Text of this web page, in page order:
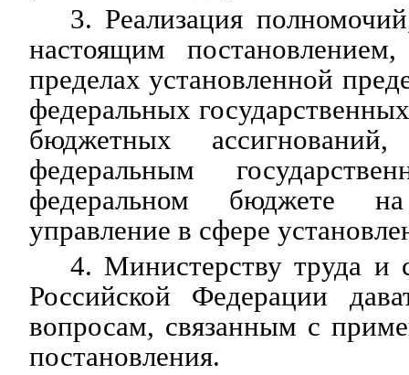
3. Реализация
настоящим
пределах установленной
федеральных
бюджетных ассигнований,
федеральным
федеральном бюджете
управление в сфере
4. Министерству труда и
Российской Федерации
вопросам, связанным с
постановления.